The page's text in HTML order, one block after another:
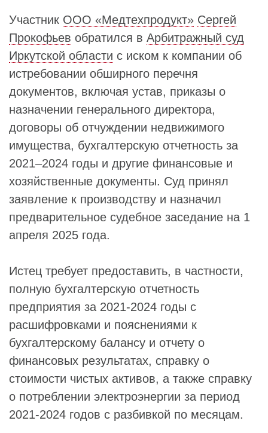
Участник ООО «Медтехпродукт» Сергей
Прокофьев обратился в Арбитражный суд
Иркутской области с иском к компании об
истребовании обширного перечня
документов, включая устав, приказы о
назначении генерального директора,
договоры об отчуждении недвижимого
имущества, бухгалтерскую отчетность за
2021–2024 годы и другие финансовые и
хозяйственные документы. Суд принял
заявление к производству и назначил
предварительное судебное заседание на 1
апреля 2025 года.
Истец требует предоставить, в частности,
полную бухгалтерскую отчетность
предприятия за 2021-2024 годы с
расшифровками и пояснениями к
бухгалтерскому балансу и отчету о
финансовых результатах, справку о
стоимости чистых активов, а также справку
о потреблении электроэнергии за период
2021-2024 годов с разбивкой по месяцам.